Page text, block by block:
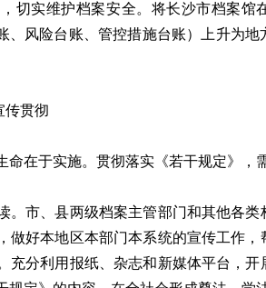
切实维护档案安全。将长沙市档案馆
、风险台账、管控措施台账）上升为地
贯彻
在于实施。贯彻落实《若干规定》，需
市、县两级档案主管部门和其他各类
做好本地区本部门本系统的宣传工作
充分利用报纸、杂志和新媒体平台，开